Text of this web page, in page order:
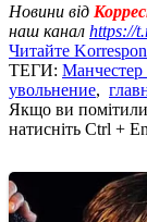
Новини від
наш канал https://
Читайте
ТЕГИ:
увольнение,
Якщо ви помітили
натисніть Ctrl +